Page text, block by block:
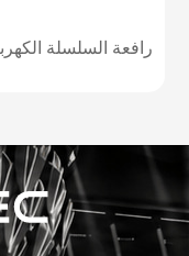
رافعة السلسلة